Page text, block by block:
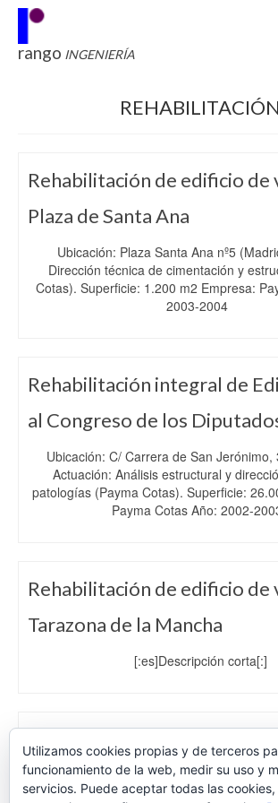
rango INGENIERÍA
REHABILITACIÓN
Rehabilitación de edificio de
Plaza de Santa Ana
Ubicación: Plaza Santa Ana nº5
Dirección técnica de cimentación y
Cotas). Superficie: 1.200 m2 Empresa:
2003-2004
Rehabilitación integral de
al Congreso de los
Ubicación: C/ Carrera de San
Actuación: Análisis estructural y
patologías (Payma Cotas). Superficie:
Payma Cotas Año: 2002-
Rehabilitación de edificio de
Tarazona de la Mancha
[:es]Descripción corta[:]
[:es]Rehabilitación[:]
Utilizamos cookies propias y de terceros
funcionamiento de la web, medir su uso y
servicios. Puede aceptar todas las